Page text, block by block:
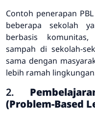
Contoh penerapan
beberapa sekolah
berbasis
sampah di sekolah-
sama dengan
lebih ramah
2.
(Problem-Based